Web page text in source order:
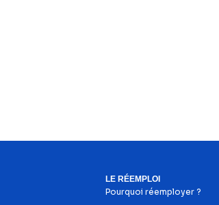
LE RÉEMPLOI
Pourquoi réemployer ?